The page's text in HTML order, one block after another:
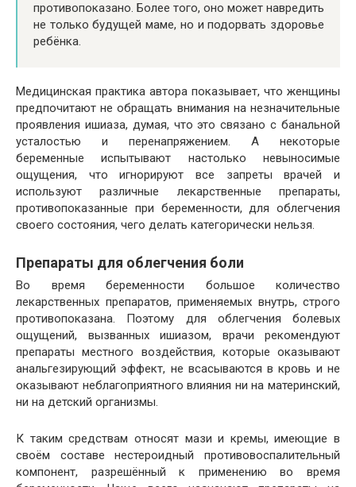
противопоказано. Более того, оно может навредить
не только будущей маме, но и подорвать здоровье
ребёнка.
Медицинская практика автора показывает, что женщины
предпочитают не обращать внимания на незначительные
проявления ишиаза, думая, что это связано с банальной
усталостью и перенапряжением. А некоторые
беременные испытывают настолько невыносимые
ощущения, что игнорируют все запреты врачей и
используют различные лекарственные препараты,
противопоказанные при беременности, для облегчения
своего состояния, чего делать категорически нельзя.
Препараты для облегчения боли
Во время беременности большое количество
лекарственных препаратов, применяемых внутрь, строго
противопоказана. Поэтому для облегчения болевых
ощущений, вызванных ишиазом, врачи рекомендуют
препараты местного воздействия, которые оказывают
анальгезирующий эффект, не всасываются в кровь и не
оказывают неблагоприятного влияния ни на материнский,
ни на детский организмы.
К таким средствам относят мази и кремы, имеющие в
своём составе нестероидный противовоспалительный
компонент, разрешённый к применению во время